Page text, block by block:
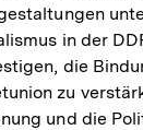
in der
die
zu
und die